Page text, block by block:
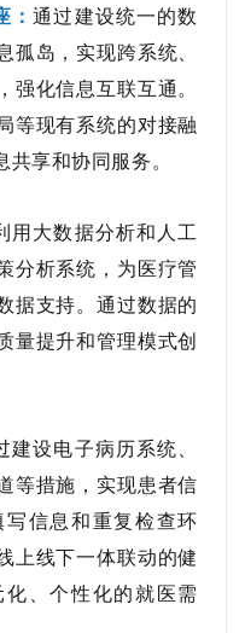
：通过建设统一的数
岛，实现跨系统、
化信息互联互通。
等现有系统的对接融
享和协同服务。
用大数据分析和人工
分析系统，为医疗管
据支持。通过数据的
量提升和管理模式创
建设电子病历系统、
等措施，实现患者信
信息和重复检查环
上线下一体联动的健
、个性化的就医需